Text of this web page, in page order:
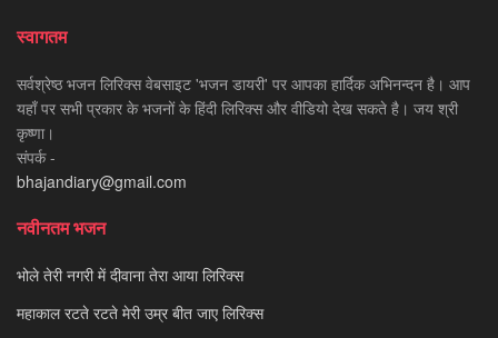
स्वागतम
सर्वश्रेष्ठ भजन लिरिक्स वेबसाइट 'भजन डायरी' पर आपका हार्दिक अभिनन्दन है। आप
यहाँ पर सभी प्रकार के भजनों के हिंदी लिरिक्स और वीडियो देख सकते है। जय श्री
कृष्णा।
संपर्क -
bhajandiary@gmail.com
नवीनतम भजन
भोले तेरी नगरी में दीवाना तेरा आया लिरिक्स
महाकाल रटते रटते मेरी उम्र बीत जाए लिरिक्स